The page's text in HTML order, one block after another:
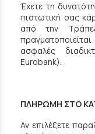
Έχετε τη
πιστωτική σας
από την
ασφαλές
Eurobank).
ΠΛΗΡΩΜΗ ΣΤΟ
Αν επιλέξετε